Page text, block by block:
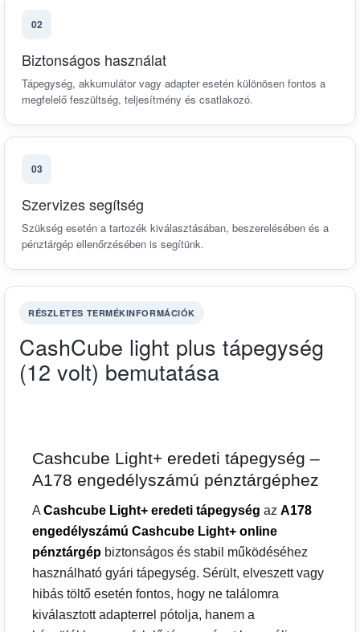
02
Biztonságos használat
Tápegység, akkumulátor vagy adapter esetén különösen fontos a
megfelelő feszültség, teljesítmény és csatlakozó.
03
Szervizes segítség
Szükség esetén a tartozék kiválasztásában, beszerelésében és a
pénztárgép ellenőrzésében is segítünk.
RÉSZLETES TERMÉKINFORMÁCIÓK
CashCube light plus tápegység
(12 volt) bemutatása
Cashcube Light+ eredeti tápegység –
A178 engedélyszámú pénztárgéphez
A Cashcube Light+ eredeti tápegység az A178
engedélyszámú Cashcube Light+ online
pénztárgép biztonságos és stabil működéséhez
használható gyári tápegység. Sérült, elveszett vagy
hibás töltő esetén fontos, hogy ne találomra
kiválasztott adapterrel pótolja, hanem a